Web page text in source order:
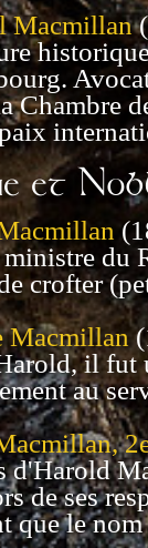
Macmillan
Chambre
et
du
crofter
Macmillan
il fut
au
d'Harold
de ses
que le